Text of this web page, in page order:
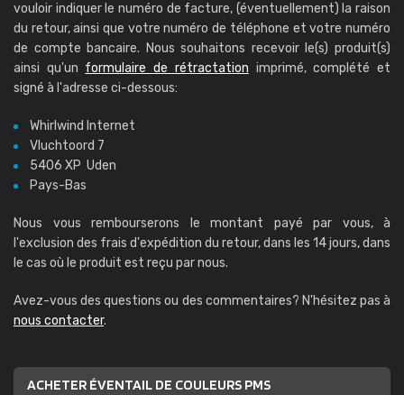
vouloir indiquer le numéro de facture, (éventuellement) la raison
du retour, ainsi que votre numéro de téléphone et votre numéro
de compte bancaire. Nous souhaitons recevoir le(s) produit(s)
ainsi qu'un formulaire de rétractation imprimé, complété et
signé à l'adresse ci-dessous:
Whirlwind Internet
Vluchtoord 7
5406 XP Uden
Pays-Bas
Nous vous rembourserons le montant payé par vous, à
l'exclusion des frais d'expédition du retour, dans les 14 jours, dans
le cas où le produit est reçu par nous.
Avez-vous des questions ou des commentaires? N'hésitez pas à
nous contacter.
ACHETER ÉVENTAIL DE COULEURS PMS